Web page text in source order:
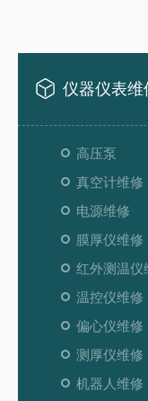
仪器仪表维
高压泵
真空计维修
电源维修
膜厚仪维修
红外测温仪
温控仪维修
偏心仪维修
测厚仪维修
机器人维修